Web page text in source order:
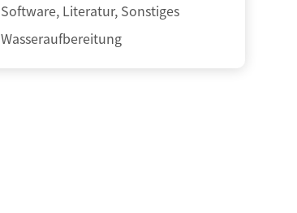
Software, Literatur, Sonstiges
Wasseraufbereitung